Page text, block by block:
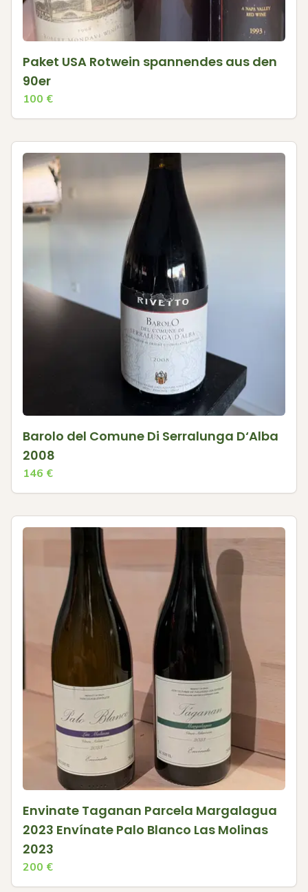
Paket USA Rotwein spannendes aus den
90er
100 €
Barolo del Comune Di Serralunga D‘Alba
2008
146 €
Envinate Taganan Parcela Margalagua
2023 Envínate Palo Blanco Las Molinas
2023
200 €